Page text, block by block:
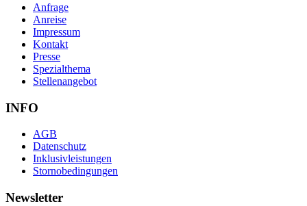
Anfrage
Anreise
Impressum
Kontakt
Presse
Spezialthema
Stellenangebot
INFO
AGB
Datenschutz
Inklusivleistungen
Stornobedingungen
Newsletter